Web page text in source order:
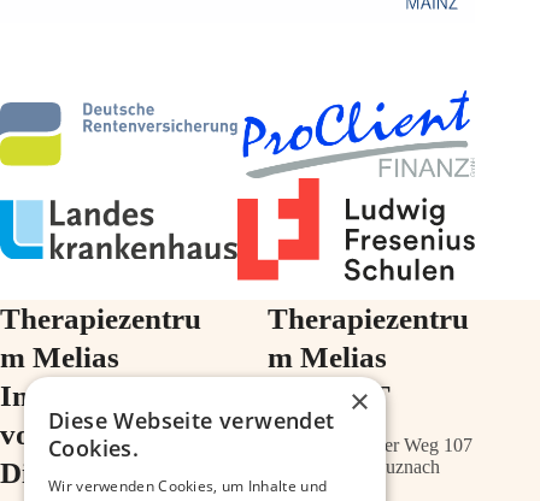
Therapiezentru
m Melias
Im Ärztehaus
vor der
Diakonie
Therapiezentru
m Melias
im ZIMT
Schwabenheimer Weg 107
55543 Bad Kreuznach
×
Diese Webseite verwendet
Cookies.
Wir verwenden Cookies, um Inhalte und